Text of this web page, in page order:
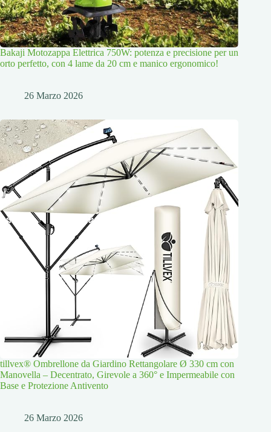
Bakaji Motozappa Elettrica 750W: potenza e precisione per un
orto perfetto, con 4 lame da 20 cm e manico ergonomico!
26 Marzo 2026
tillvex® Ombrellone da Giardino Rettangolare Ø 330 cm con
Manovella – Decentrato, Girevole a 360° e Impermeabile con
Base e Protezione Antivento
26 Marzo 2026